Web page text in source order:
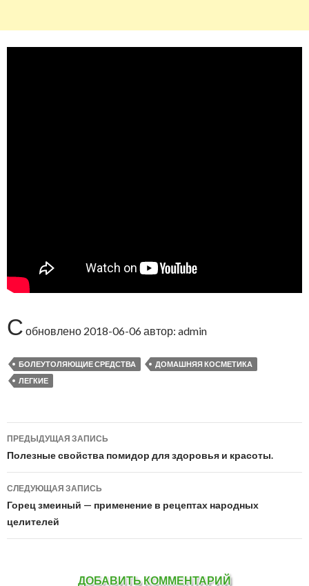
С обновлено 2018-06-06автор: admin
БОЛЕУТОЛЯЮЩИЕ СРЕДСТВА
ДОМАШНЯЯ КОСМЕТИКА
ЛЕГКИЕ
Навигация
по
записям
ПРЕДЫДУЩАЯ ЗАПИСЬ
Полезные свойства помидор для здоровья и красоты.
СЛЕДУЮЩАЯ ЗАПИСЬ
Горец змеиный — применение в рецептах народных
целителей
ДОБАВИТЬ КОММЕНТАРИЙ